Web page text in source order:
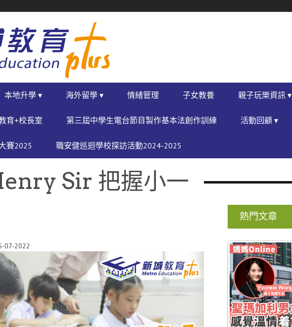
本地升學 ▾ 海外留學 ▾ 情緒管理 子女教養 親子玩樂資訊 ▾
育+校長室 第三屆中學生電台節目製作基本法創作訓練 活動回顧 ▾
賽2025 職安健巡迴學校探訪活動2024-2025
Sir 把握小一
07-2022
熱門文章